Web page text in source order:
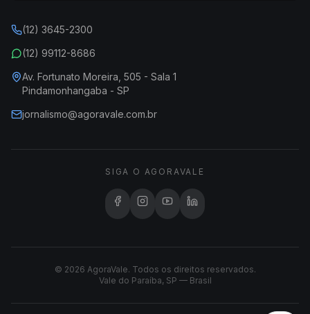
(12) 3645-2300
(12) 99112-8686
Av. Fortunato Moreira, 505 - Sala 1
Pindamonhangaba - SP
jornalismo@agoravale.com.br
SIGA O AGORAVALE
© 2026 AgoraVale. Todos os direitos reservados.
Vale do Paraíba, SP — Brasil